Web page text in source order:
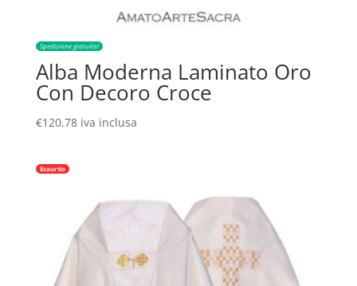
Spedizione gratuita!
Alba Moderna Laminato Oro
Con Decoro Croce
€120,78 iva inclusa
Esaurito